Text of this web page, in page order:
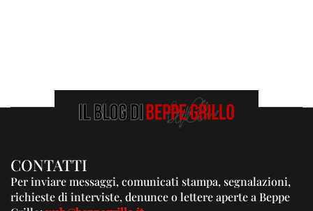
CONTATTI
Per inviare messaggi, comunicati stampa, segnalazioni,
richieste di interviste, denunce o lettere aperte a Beppe